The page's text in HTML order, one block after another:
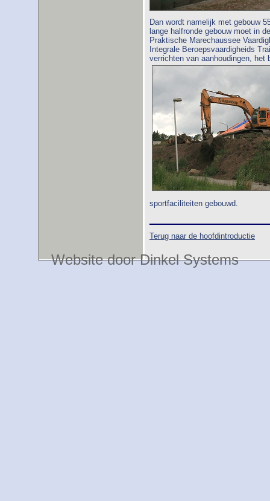
Dan wordt namelijk met gebouw
lange halfronde gebouw moet in
Praktische Marechaussee
Integrale Beroepsvaardigheids
verrichten van aanhoudingen,
sportfaciliteiten gebouwd.
Terug naar de hoofdintroductie
Website door Dinkel Systems